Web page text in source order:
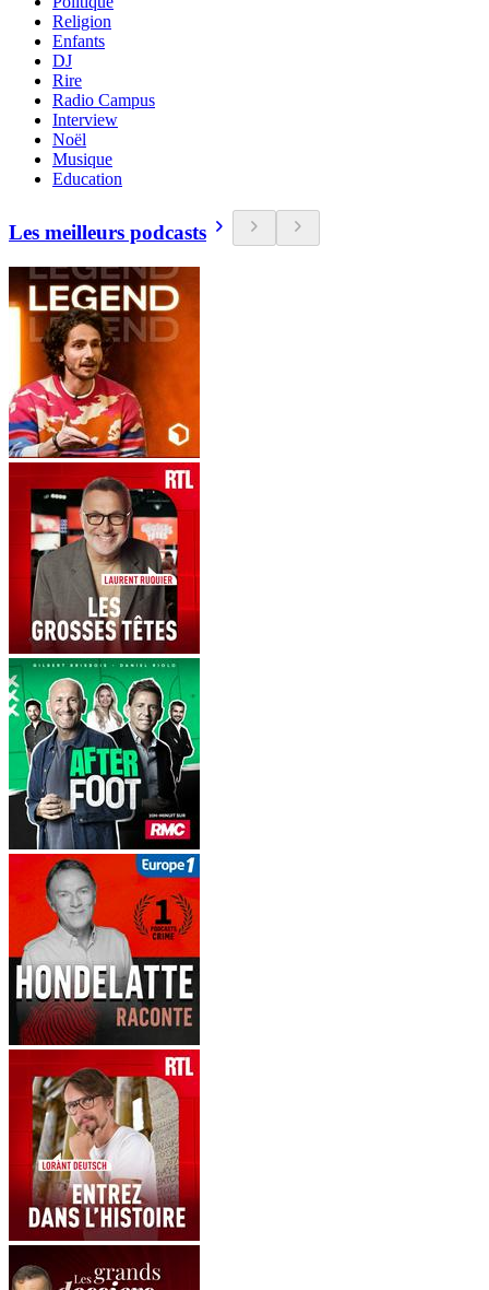
Religion
Enfants
DJ
Rire
Radio Campus
Interview
Noël
Musique
Education
Les meilleurs podcasts